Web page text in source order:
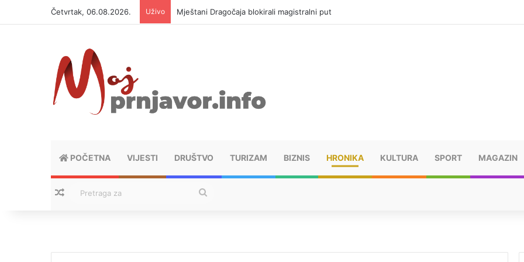
Četvrtak, 06.08.2026. Uživo Helikopter ponovo gasi vatru u selima kod Trebinja
POČETNA VIJESTI DRUŠTVO TURIZAM BIZNIS HRONIKA KULTURA SPORT MAGAZIN
Nasumični tekstovi